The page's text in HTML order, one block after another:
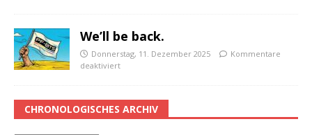
We’ll be back.
Donnerstag, 11. Dezember 2025
Kommentare
deaktiviert
CHRONOLOGISCHES ARCHIV